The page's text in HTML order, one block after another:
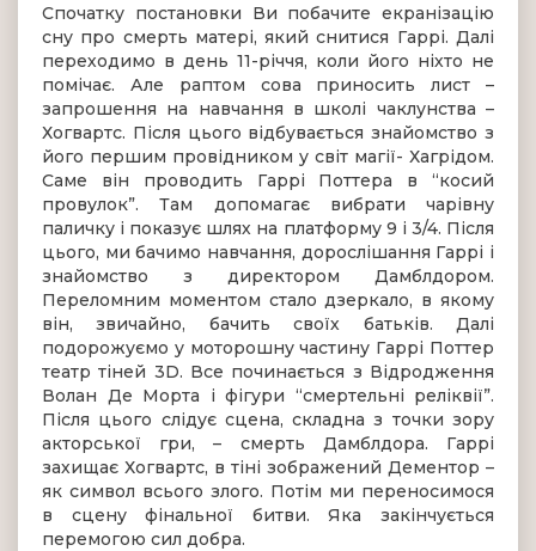
Спочатку постановки Ви побачите екранізацію
сну про смерть матері, який снитися Гаррі. Далі
переходимо в день 11-річчя, коли його ніхто не
помічає. Але раптом сова приносить лист –
запрошення на навчання в школі чаклунства –
Хогвартс. Після цього відбувається знайомство з
його першим провідником у світ магії- Хагрідом.
Саме він проводить Гаррі Поттера в “косий
провулок”. Там допомагає вибрати чарівну
паличку і показує шлях на платформу 9 і 3/4. Після
цього, ми бачимо навчання, дорослішання Гаррі і
знайомство з директором Дамблдором.
Переломним моментом стало дзеркало, в якому
він, звичайно, бачить своїх батьків. Далі
подорожуємо у моторошну частину Гаррі Поттер
театр тіней 3D. Все починається з Відродження
Волан Де Морта і фігури “смертельні реліквії”.
Після цього слідує сцена, складна з точки зору
акторської гри, – смерть Дамблдора. Гаррі
захищає Хогвартс, в тіні зображений Дементор –
як символ всього злого. Потім ми переносимося
в сцену фінальної битви. Яка закінчується
перемогою сил добра.